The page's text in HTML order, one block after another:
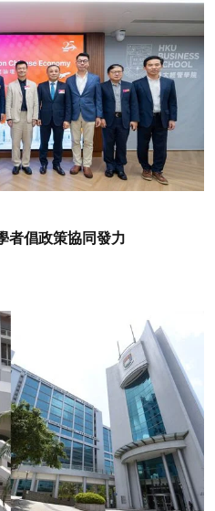
者倡政策協同發力